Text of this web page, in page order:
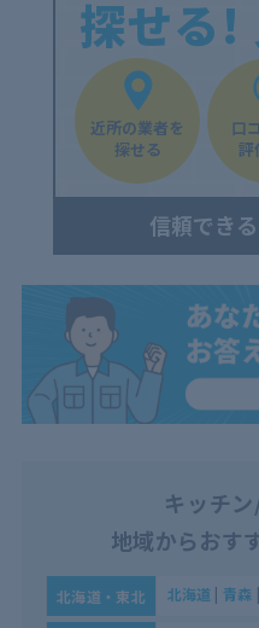
探せる!
近所の業者を
探せる
口
評
信頼でき
キッチ
地域からおす
北海道・東北 北海道 青森